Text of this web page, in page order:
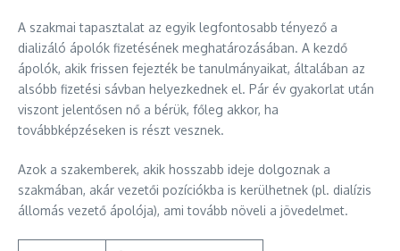
A szakmai tapasztalat az egyik legfontosabb tényező a
dializáló ápolók fizetésének meghatározásában. A kezdő
ápolók, akik frissen fejezték be tanulmányaikat, általában az
alsóbb fizetési sávban helyezkednek el. Pár év gyakorlat után
viszont jelentősen nő a bérük, főleg akkor, ha
továbbképzéseken is részt vesznek.
Azok a szakemberek, akik hosszabb ideje dolgoznak a
szakmában, akár vezetői pozíciókba is kerülhetnek (pl. dialízis
állomás vezető ápolója), ami tovább növeli a jövedelmet.